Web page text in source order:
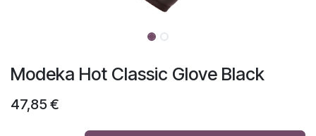
Modeka Hot Classic Glove Black
47,85 €